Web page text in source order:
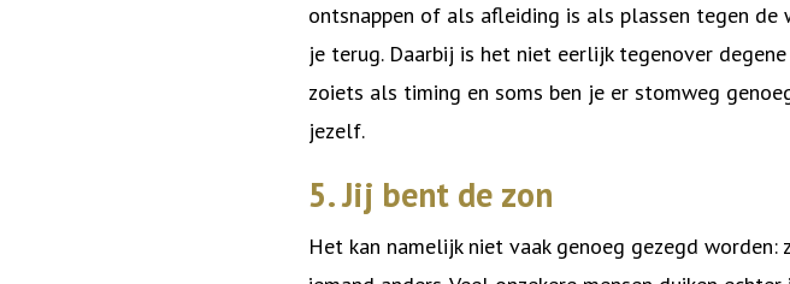
ontsnappen of als afleiding is als plassen tegen
je terug. Daarbij is het niet eerlijk tegenover
zoiets als timing en soms ben je er stomweg
jezelf.
5. Jij bent de zon
Het kan namelijk niet vaak genoeg gezegd